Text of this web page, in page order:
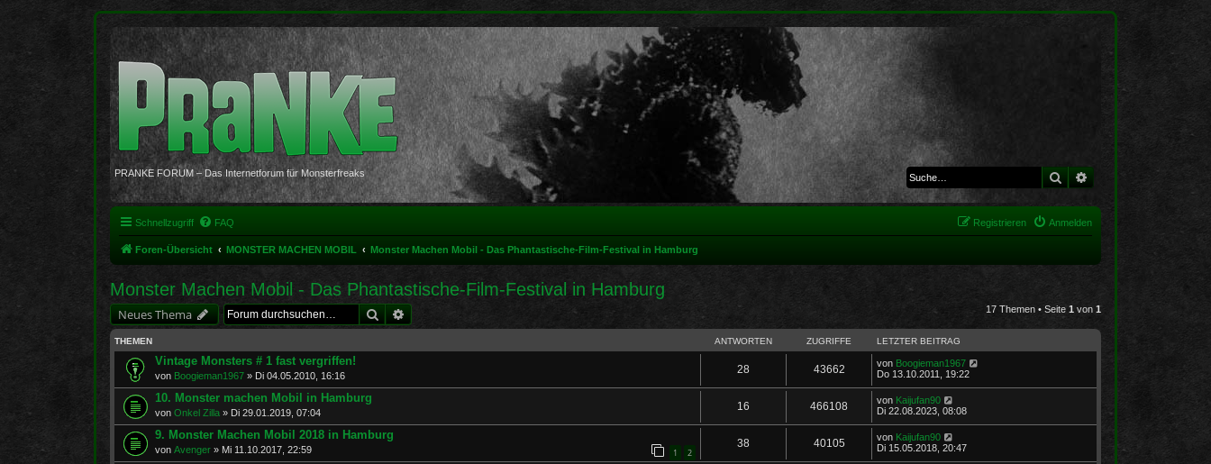
PRANKE FORUM – Das Internetforum für Monsterfreaks Suche Erweiterte Suche
Schnellzugriff FAQ Anmelden
Registrieren
Foren-Übersicht MONSTER MACHEN MOBIL Monster Machen Mobil - Das Phantastische-Film-Festival in Hamburg
Monster Machen Mobil - Das Phantastische-Film-Festival in Hamburg
Neues Thema SucheErweiterte Suche 17 Themen • Seite 1 von 1
THEMEN ANTWORTEN ZUGRIFFE LETZTER BEITRAG
Vintage Monsters # 1 fast vergriffen!
von Boogieman1967 » Di 04.05.2010, 16:16
28 43662 von Boogieman1967
Do 13.10.2011, 19:22
10. Monster machen Mobil in Hamburg
von Onkel Zilla » Di 29.01.2019, 07:04
16 466108 von Kaijufan90
Di 22.08.2023, 08:08
9. Monster Machen Mobil 2018 in Hamburg
von Avenger » Mi 11.10.2017, 22:59 1 2
38 40105 von Kaijufan90
Di 15.05.2018, 20:47